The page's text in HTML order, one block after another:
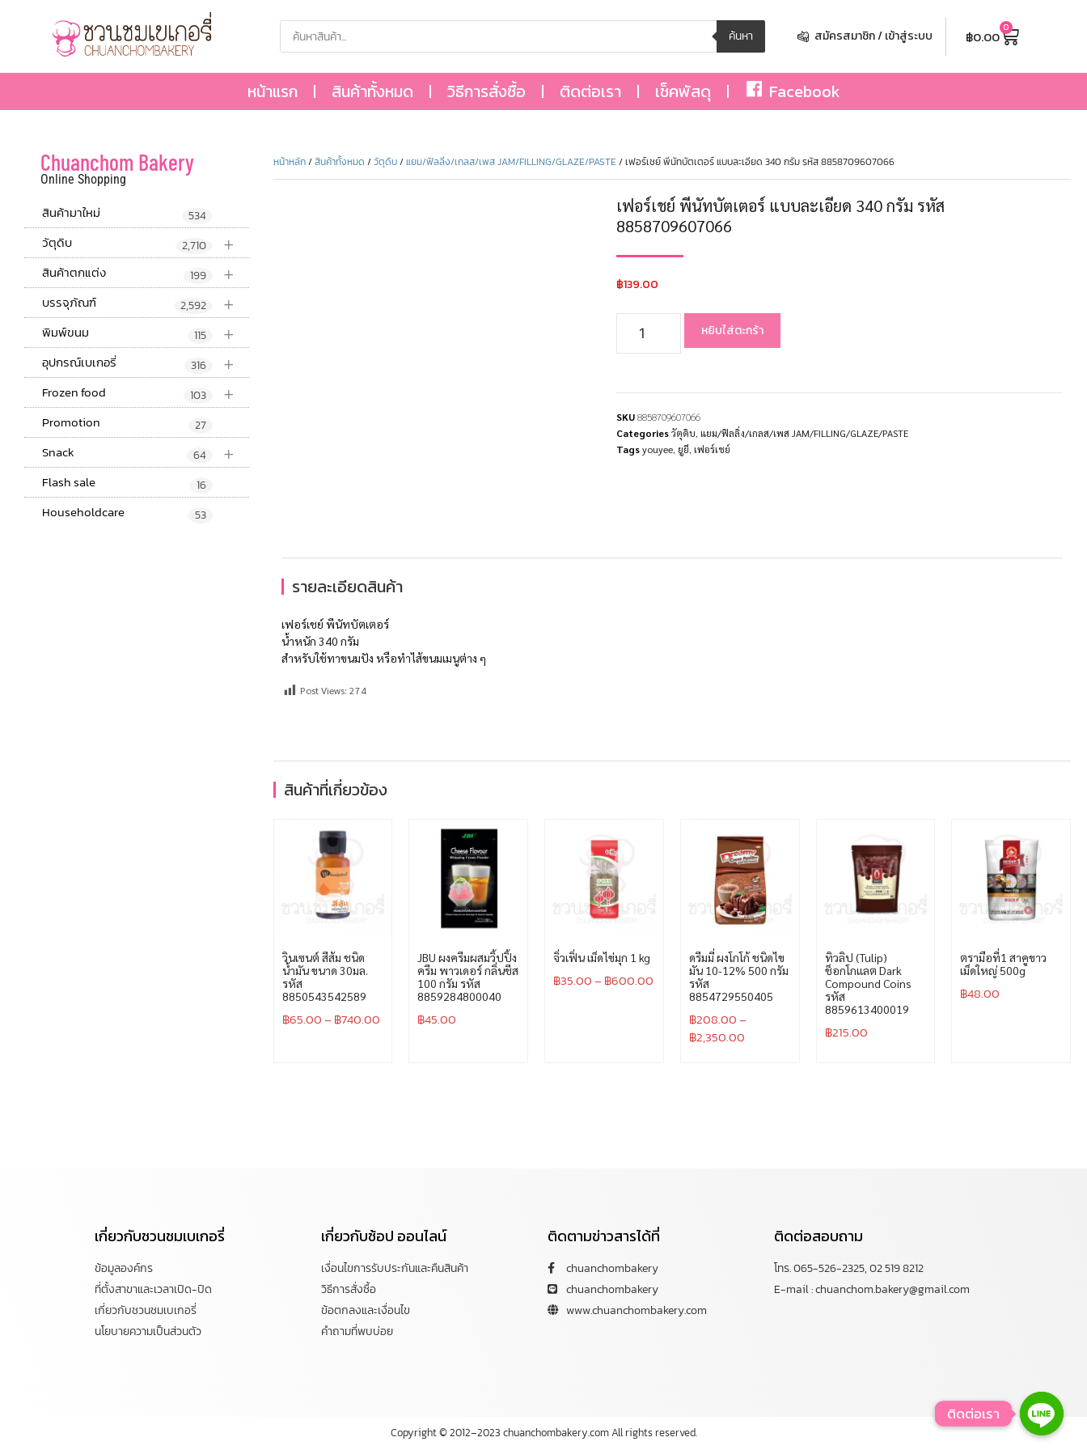
ค้นหา สมัครสมาชิก / เข้าสู่ระบบ ฿0.00 0
หน้าแรก สินค้าทั้งหมด วิธีการสั่งซื้อ ติดต่อเรา เช็คพัสดุ Facebook
Chuanchom Bakery
Online Shopping
สินค้ามาใหม่ 534
+
วัตุดิบ 2,710
+
สินค้าตกแต่ง 199
+
บรรจุภัณฑ์ 2,592
+
พิมพ์ขนม 115
+
อุปกรณ์เบเกอรี่ 316
+
Frozen food 103
Promotion 27
+
Snack 64
Flash sale 16
Householdcare 53
หน้าหลัก/สินค้าทั้งหมด /วัตุดิบ/แยม/ฟิลลิ่ง/เกลส/เพส JAM/FILLING/GLAZE/PASTE / เฟอร์เชย์ พีนัทบัตเตอร์ แบบละเอียด 340 กรัม รหัส 8858709607066
เฟอร์เชย์ พีนัทบัตเตอร์ แบบละเอียด 340 กรัม รหัส
8858709607066
฿139.00
หยิบใส่ตะกร้า
SKU8858709607066
Categoriesวัตุดิบ แยม/ฟิลลิ่ง/เกลส/เพส JAM/FILLING/GLAZE/PASTE
Tagsyouyee, ยูยี เฟอร์เชย์
รายละเอียดสินค้า
เฟอร์เชย์ พีนัทบัตเตอร์
น้ำหนัก 340 กรัม
สำหรับใช้ทาขนมปัง หรือทำไส้ขนมเมนูต่าง ๆ
Post Views: 274
สินค้าที่เกี่ยวข้อง
วินเซนต์ สีส้ม ชนิด
น้ำมัน ขนาด 30มล.
รหัส
8850543542589
฿65.00– ฿740.00
JBU ผงครีมผสมวิ้ปปิ้ง
ครีม พาวเดอร์ กลิ่นชีส
100 กรัม รหัส
8859284800040
฿45.00
จิ่วเฟิ่น เม็ดไข่มุก 1 kg
฿35.00– ฿600.00
ดรีมมี่ ผงโกโก้ ชนิดไข
มัน 10-12% 500 กรัม
รหัส
8854729550405
฿208.00–
฿2,350.00
ทิวลิป (Tulip)
ช็อกโกแลต Dark
Compound Coins
รหัส
8859613400019
฿215.00
ตรามือที่1 สาคูขาว
เม็ดใหญ่ 500g
฿48.00
เกี่ยวกับชวนชมเบเกอรี่
ข้อมูลองค์กร
ที่ตั้งสาขาและเวลาเปิด-ปิด
เกี่ยวกับชวนชมเบเกอรี่
นโยบายความเป็นส่วนตัว
เกี่ยวกับช้อป ออนไลน์
เงื่อนไขการรับประกันและคืนสินค้า
วิธีการสั่งซื้อ
ข้อตกลงและเงื่อนไข
คำถามที่พบบ่อย
ติดตามข่าวสารได้ที่
chuanchombakery
chuanchombakery
www.chuanchombakery.com
ติดต่อสอบถาม
โทร. 065-526-2325, 02 519 8212
E-mail : chuanchom.bakery@gmail.com
Copyright © 2012–2023 chuanchombakery.com All rights reserved.
ติดต่อเรา
ติดต่อเรา